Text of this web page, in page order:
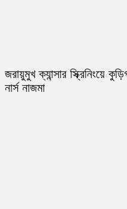
জরায়ুমুখ ক্যান্সার স্ক্রিনিংয়ে
নার্স নাজমা